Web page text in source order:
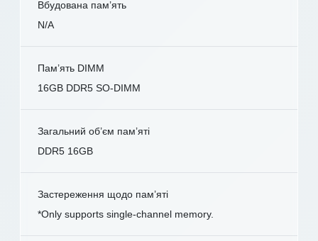
Вбудована пам’ять
N/A
Пам’ять DIMM
16GB DDR5 SO-DIMM
Загальний об’єм пам’яті
DDR5 16GB
Застереження щодо пам’яті
*Only supports single-channel memory.